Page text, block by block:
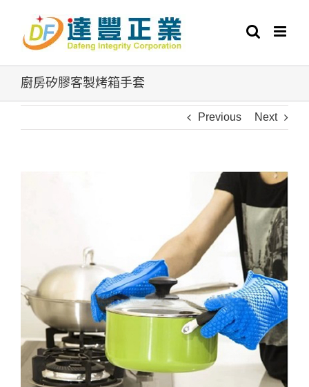
content
廚房矽膠客製烤箱手套
Previous Next